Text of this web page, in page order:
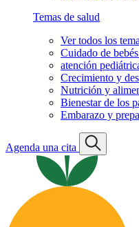
Temas de salud
Ver todos los
Cuidado de
atención
Crecimiento y
Nutrición y
Bienestar de los
Embarazo y
Agenda una cita